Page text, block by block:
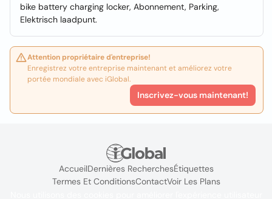
bike battery charging locker, Abonnement, Parking,
Elektrisch laadpunt.
Attention propriétaire d'entreprise!
Enregistrez votre entreprise maintenant et améliorez votre
portée mondiale avec iGlobal.
Inscrivez-vous maintenant!
AccueilDernières RecherchesÉtiquettes
Termes Et ConditionsContactVoir Les Plans